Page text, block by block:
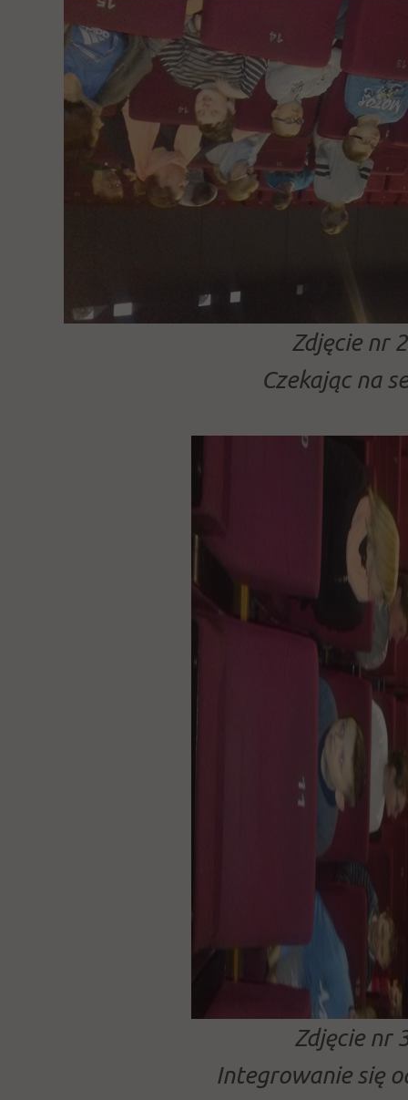
Zdjęcie nr
Czekając na
Zdjęcie nr
Integrowanie się